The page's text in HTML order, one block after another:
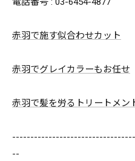
赤羽で施す似合わせカット
赤羽でグレイカラーもお任せ
赤羽で髪を労るトリートメン
--